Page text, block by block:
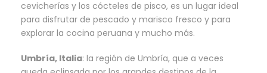
cevicherías y los cócteles de pisco, es un lugar ideal
para disfrutar de pescado y marisco fresco y para
explorar la cocina peruana y mucho más.
Umbría, Italia: la región de Umbría, que a veces